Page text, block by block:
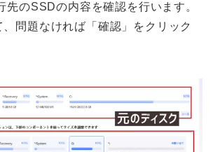
先のSSDの内容を確認を行います。
問題なければ「確認」をクリック